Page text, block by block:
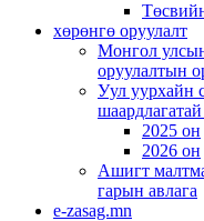
хөрөнгө оруулалт
Монгол
оруулалтын
Уул уурхайн
2025 он
2026 он
Ашигт
гарын авлага
e-zasag.mn